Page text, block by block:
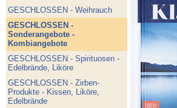
GESCHLOSSEN - Weihrauch
GESCHLOSSEN -
Sonderangebote -
Kombiangebote
GESCHLOSSEN - Spirituosen -
Edelbrände, Liköre
GESCHLOSSEN - Zirben-
Produkte - Kissen, Liköre,
Edelbrände